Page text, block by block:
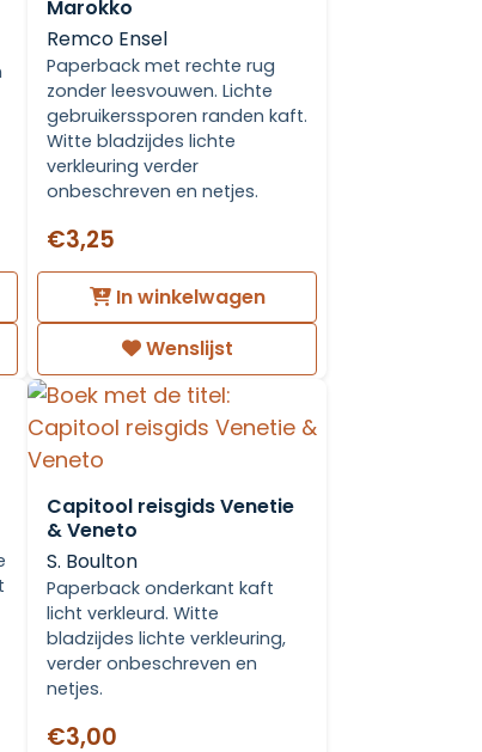
Marokko
Remco Ensel
Paperback met rechte rug
zonder leesvouwen. Lichte
gebruikerssporen randen kaft.
Witte bladzijdes lichte
verkleuring verder
onbeschreven en netjes.
€3,25
In winkelwagen
Wenslijst
Capitool reisgids Venetie
& Veneto
S. Boulton
Paperback onderkant kaft
licht verkleurd. Witte
bladzijdes lichte verkleuring,
verder onbeschreven en
netjes.
€3,00